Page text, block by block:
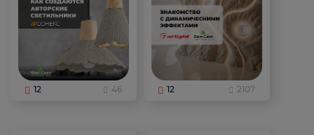
12 46 12 2107